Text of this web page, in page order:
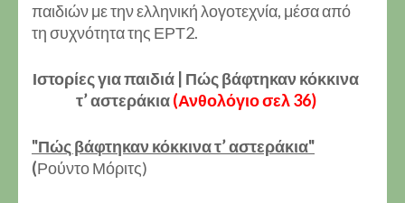
παιδιών με την ελληνική λογοτεχνία, μέσα από
τη συχνότητα της ΕΡΤ2.
Ιστορίες για παιδιά | Πώς βάφτηκαν κόκκινα
τ’ αστεράκια(Ανθολόγιο σελ 36)
"Πώς βάφτηκαν κόκκινα τ’ αστεράκια"
(Ρούντο Μόριτς)